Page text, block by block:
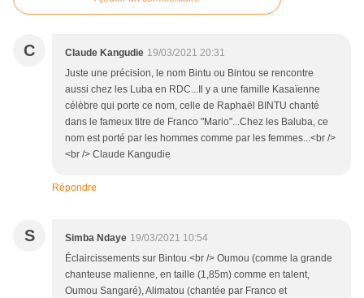
C Claude Kangudie 19/03/2021 20:31
Juste une précision, le nom Bintu ou Bintou se rencontre
aussi chez les Luba en RDC...Il y a une famille Kasaïenne
célèbre qui porte ce nom, celle de Raphaël BINTU chanté
dans le fameux titre de Franco "Mario"...Chez les Baluba, ce
nom est porté par les hommes comme par les femmes...<br />
<br /> Claude Kangudie
Répondre
S Simba Ndaye 19/03/2021 10:54
Éclaircissements sur Bintou.<br /> Oumou (comme la grande
chanteuse malienne, en taille (1,85m) comme en talent,
Oumou Sangaré), Alimatou (chantée par Franco et